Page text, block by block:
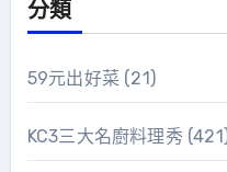
分類
59元出好菜 (21)
KC3三大名廚料理秀